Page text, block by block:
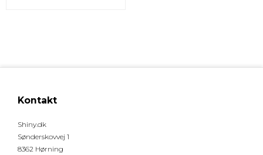
Kontakt
Shiny.dk
Sønderskovvej 1
8362 Hørning